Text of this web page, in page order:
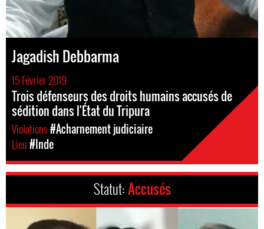
Jagadish Debbarma
15 Février 2019
Trois défenseurs des droits humains accusés de
sédition dans l'État du Tripura
Violations#Acharnement judiciaire
Lieu#Inde
Statut:Accusés